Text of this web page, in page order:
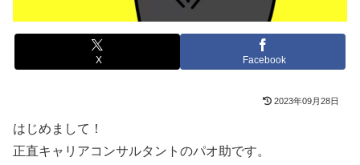
X Facebook
2023年09月28日
はじめまして！
正直キャリアコンサルタントのパオ助です。